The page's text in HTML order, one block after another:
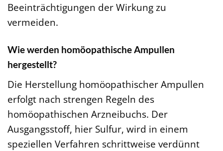
Beeinträchtigungen der Wirkung zu
vermeiden.
Wie werden homöopathische Ampullen
hergestellt?
Die Herstellung homöopathischer Ampullen
erfolgt nach strengen Regeln des
homöopathischen Arzneibuchs. Der
Ausgangsstoff, hier Sulfur, wird in einem
speziellen Verfahren schrittweise verdünnt